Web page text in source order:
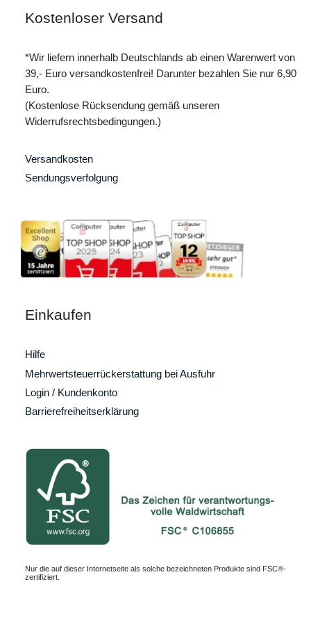
Kostenloser Versand
*Wir liefern innerhalb Deutschlands ab einen Warenwert von
39,- Euro versandkostenfrei! Darunter bezahlen Sie nur 6,90
Euro.
(Kostenlose Rücksendung gemäß unseren
Widerrufsrechtsbedingungen.)
Versandkosten
Sendungsverfolgung
Einkaufen
Hilfe
Mehrwertsteuerrückerstattung bei Ausfuhr
Login / Kundenkonto
Barrierefreiheitserklärung
Nur die auf dieser Internetseite als solche bezeichneten Produkte sind FSC®-
zertifiziert.